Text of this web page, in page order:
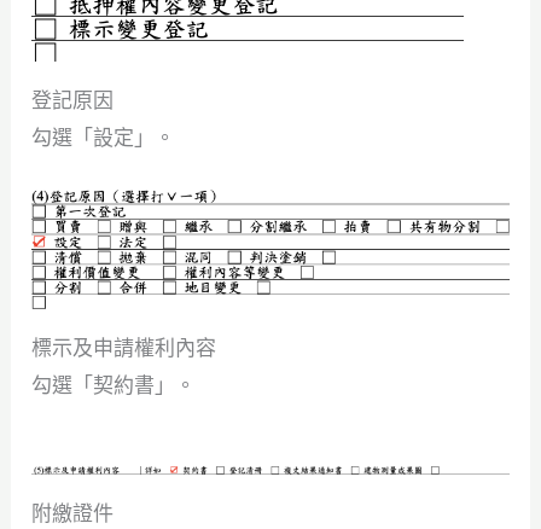
登記原因
勾選「設定」。
標示及申請權利內容
勾選「契約書」。
附繳證件